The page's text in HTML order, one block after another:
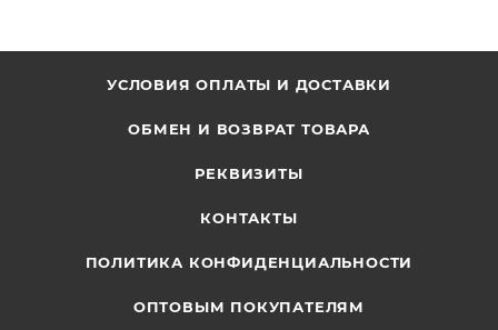
УСЛОВИЯ ОПЛАТЫ И ДОСТАВКИ
ОБМЕН И ВОЗВРАТ ТОВАРА
РЕКВИЗИТЫ
КОНТАКТЫ
ПОЛИТИКА КОНФИДЕНЦИАЛЬНОСТИ
ОПТОВЫМ ПОКУПАТЕЛЯМ